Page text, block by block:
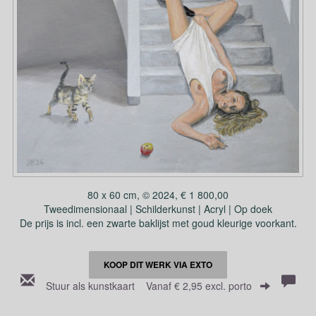
80 x 60 cm, © 2024, € 1 800,00
Tweedimensionaal | Schilderkunst | Acryl | Op doek
De prijs is incl. een zwarte baklijst met goud kleurige voorkant.
KOOP DIT WERK VIA EXTO
Stuur als kunstkaart Vanaf € 2,95 excl. porto